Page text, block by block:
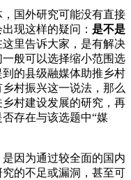
国外研究可能没有直接
现这样的疑问： 是不是
里告诉大家，是有解决
般可以选择缩小范围选
的县级融媒体助推乡村
村振兴这一说法，那么
村建设发展的研究，再
存在与该选题中“媒
因为通过较全面的国内
的不足或漏洞，甚至可